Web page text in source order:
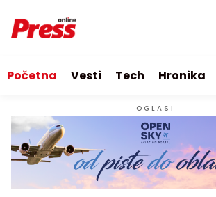
Početna Vesti Tech Hronika
OGLASI